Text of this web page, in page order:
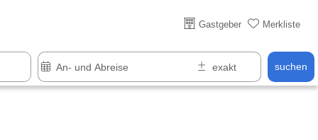
Gastgeber Merkliste
suchen
Über 25 Jahre online